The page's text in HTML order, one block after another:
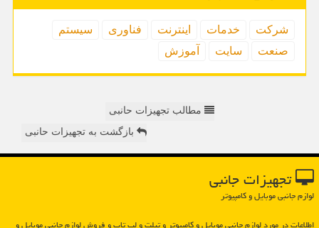
شركت خدمات اینترنت فناوری
سیستم
صنعت
سایت آموزش
مطالب تجهیزات حانبی
بازگشت به تجهیزات حانبی
تجهیزات جانبی
لوازم جانبی موبایل و کامپیوتر
اطلاعات در مورد لوازم جانبی موبایل و كامپیوتر و تبلت و لپ تاپ و فروش لوازم جانبی موبایل و